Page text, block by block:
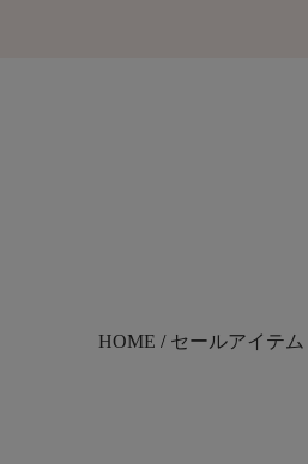
HOME / セールアイテム